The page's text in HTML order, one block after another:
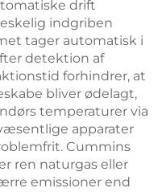
drift
indgriben
tager automatisk i
detektion af
forhindrer, at
bliver ødelagt,
temperaturer via
apparater
Cummins
ren naturgas eller
emissioner end